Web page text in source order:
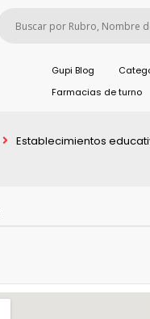
Gupi Blog
Farmacias de turno
Establecimientos